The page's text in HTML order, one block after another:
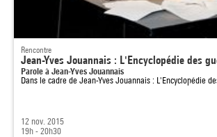
Rencontre
Jean-Yves Jouannais : L'Encyclopédie des
Parole à Jean-Yves Jouannais
Dans le cadre de Jean-Yves Jouannais : L'Encyclopédie
12 nov. 2015
19h - 20h30